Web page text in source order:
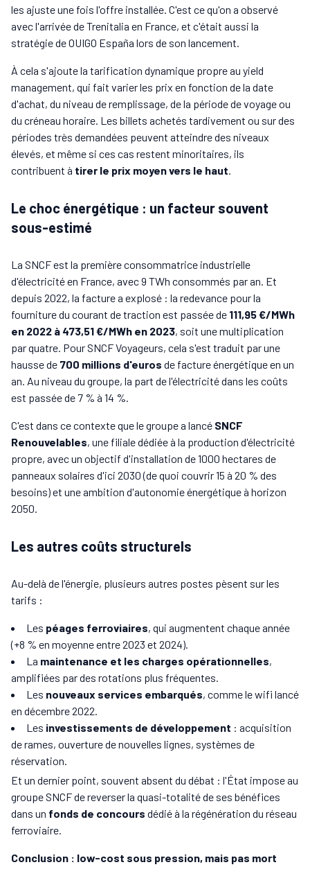
les ajuste une fois l'offre installée. C'est ce qu'on a observé
avec l'arrivée de Trenitalia en France, et c'était aussi la
stratégie de OUIGO España lors de son lancement.
À cela s'ajoute la tarification dynamique propre au yield
management, qui fait varier les prix en fonction de la date
d'achat, du niveau de remplissage, de la période de voyage ou
du créneau horaire. Les billets achetés tardivement ou sur des
périodes très demandées peuvent atteindre des niveaux
élevés, et même si ces cas restent minoritaires, ils
contribuent à tirer le prix moyen vers le haut.
Le choc énergétique : un facteur souvent
sous-estimé
La SNCF est la première consommatrice industrielle
d'électricité en France, avec 9 TWh consommés par an. Et
depuis 2022, la facture a explosé : la redevance pour la
fourniture du courant de traction est passée de 111,95 €/MWh
en 2022 à 473,51 €/MWh en 2023, soit une multiplication
par quatre. Pour SNCF Voyageurs, cela s'est traduit par une
hausse de 700 millions d'euros de facture énergétique en un
an. Au niveau du groupe, la part de l'électricité dans les coûts
est passée de 7 % à 14 %.
C'est dans ce contexte que le groupe a lancé SNCF
Renouvelables, une filiale dédiée à la production d'électricité
propre, avec un objectif d'installation de 1000 hectares de
panneaux solaires d'ici 2030 (de quoi couvrir 15 à 20 % des
besoins) et une ambition d'autonomie énergétique à horizon
2050.
Les autres coûts structurels
Au-delà de l'énergie, plusieurs autres postes pèsent sur les
tarifs :
Les péages ferroviaires, qui augmentent chaque année
(+8 % en moyenne entre 2023 et 2024).
La maintenance et les charges opérationnelles,
amplifiées par des rotations plus fréquentes.
Les nouveaux services embarqués, comme le wifi lancé
en décembre 2022.
Les investissements de développement : acquisition
de rames, ouverture de nouvelles lignes, systèmes de
réservation.
Et un dernier point, souvent absent du débat : l'État impose au
groupe SNCF de reverser la quasi-totalité de ses bénéfices
dans un fonds de concours dédié à la régénération du réseau
ferroviaire.
Conclusion : low-cost sous pression, mais pas mort